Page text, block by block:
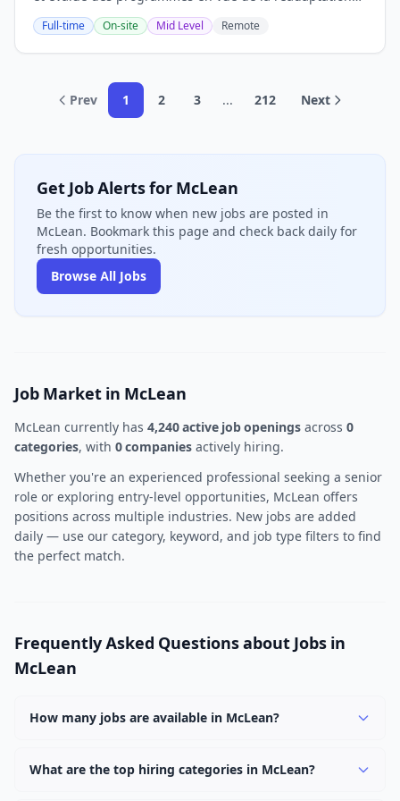
des usagers. EXIGENCES Éducation: • Doit détenir une
maîtrise en psychoéducation ; • Être...
Full-time On-site Mid Level Remote
Prev 1 2 3 ... 212 Next
Get Job Alerts for McLean
Be the first to know when new jobs are posted in
McLean. Bookmark this page and check back daily for
fresh opportunities.
Browse All Jobs
Job Market in McLean
McLean currently has 4,240 active job openings across 0
categories, with 0 companies actively hiring.
Whether you're an experienced professional seeking a senior
role or exploring entry-level opportunities, McLean offers
positions across multiple industries. New jobs are added
daily — use our category, keyword, and job type filters to find
the perfect match.
Frequently Asked Questions about Jobs in
McLean
How many jobs are available in McLean?
across 0 categories. New positions are added daily.
What are the top hiring categories in McLean?